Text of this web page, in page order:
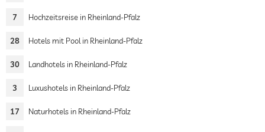
7 Hochzeitsreise in Rheinland-Pfalz
28 Hotels mit Pool in Rheinland-Pfalz
30 Landhotels in Rheinland-Pfalz
3 Luxushotels in Rheinland-Pfalz
17 Naturhotels in Rheinland-Pfalz